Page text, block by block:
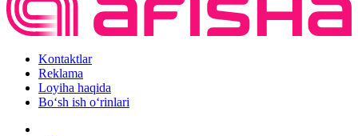
Kontaktlar
Reklama
Loyiha haqida
Bo‘sh ish o‘rinlari